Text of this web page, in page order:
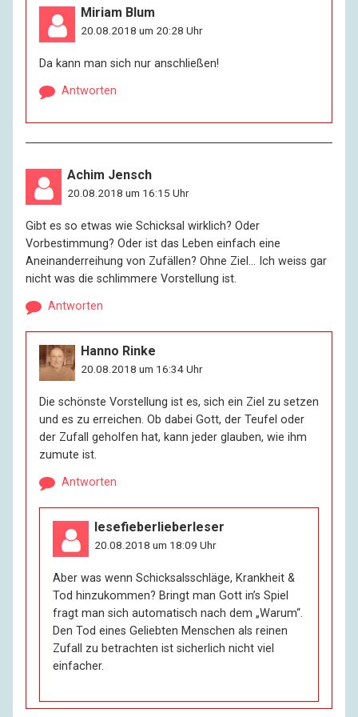
Miriam Blum
20.08.2018 um 20:28 Uhr
Da kann man sich nur anschließen!
Antworten
Achim Jensch
20.08.2018 um 16:15 Uhr
Gibt es so etwas wie Schicksal wirklich? Oder
Vorbestimmung? Oder ist das Leben einfach eine
Aneinanderreihung von Zufällen? Ohne Ziel… Ich weiss gar
nicht was die schlimmere Vorstellung ist.
Antworten
Hanno Rinke
20.08.2018 um 16:34 Uhr
Die schönste Vorstellung ist es, sich ein Ziel zu setzen
und es zu erreichen. Ob dabei Gott, der Teufel oder
der Zufall geholfen hat, kann jeder glauben, wie ihm
zumute ist.
Antworten
lesefieberlieberleser
20.08.2018 um 18:09 Uhr
Aber was wenn Schicksalsschläge, Krankheit &
Tod hinzukommen? Bringt man Gott in’s Spiel
fragt man sich automatisch nach dem „Warum“.
Den Tod eines Geliebten Menschen als reinen
Zufall zu betrachten ist sicherlich nicht viel
einfacher.